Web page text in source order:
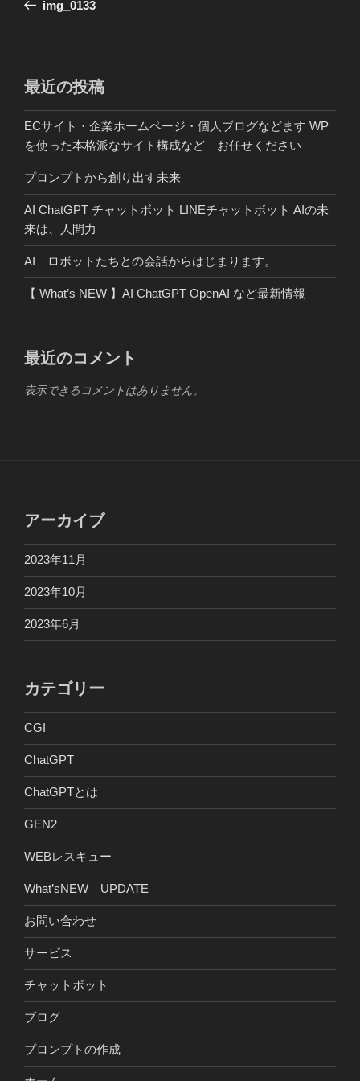
ナ
ー
シ
ョ
ン
img_0133
最近の投稿
ECサイト・企業ホームページ・個人ブログなどます WP
を使った本格派なサイト構成など お任せください
プロンプトから創り出す未来
AI ChatGPT チャットボット LINEチャットボット AIの未
来は、人間力
AI ロボットたちとの会話からはじまります。
【 What’s NEW 】AI ChatGPT OpenAI など最新情報
最近のコメント
表示できるコメントはありません。
アーカイブ
2023年11月
2023年10月
2023年6月
カテゴリー
CGI
ChatGPT
ChatGPTとは
GEN2
WEBレスキュー
What’sNEW UPDATE
お問い合わせ
サービス
チャットボット
ブログ
プロンプトの作成